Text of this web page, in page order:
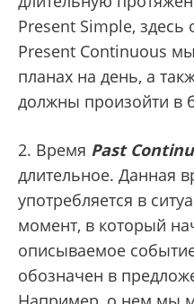
Present Simple,
Present Continuous
планах на день, а
должны произойти в
2. Время Past
длительное. Данная
употребляется в
момент, в который
описываемое
обозначен в